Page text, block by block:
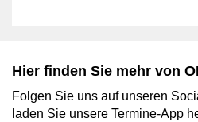
Hier finden Sie mehr von
Folgen Sie uns auf unseren
laden Sie unsere Termine-App